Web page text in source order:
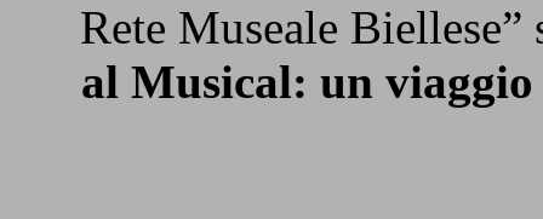
Rete Museale
al Musical: un